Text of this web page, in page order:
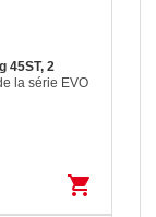
45ST, 2
la série EVO
parfaitement
m et plus.…
shopping_cart